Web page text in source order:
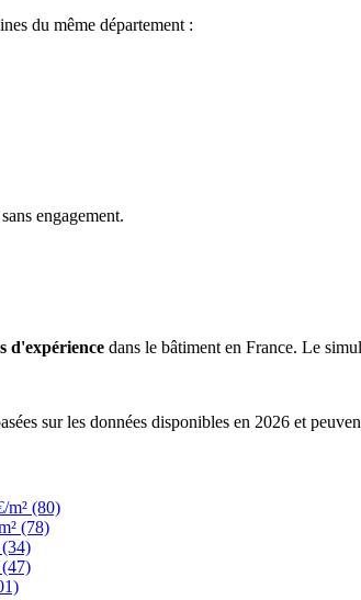
du même département :
engagement.
d'expérience dans le bâtiment en France. Le
sur les données disponibles en 2026 et
m² (80)
(78)